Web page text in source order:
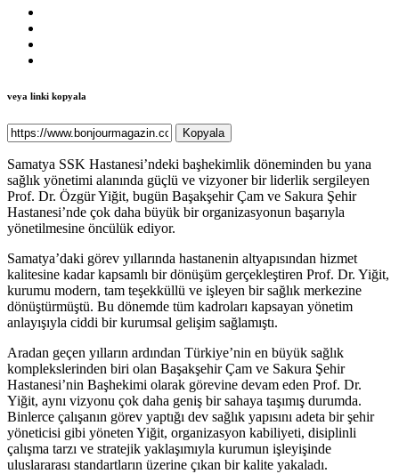
veya linki kopyala
Kopyala
Samatya SSK Hastanesi’ndeki başhekimlik döneminden bu yana
sağlık yönetimi alanında güçlü ve vizyoner bir liderlik sergileyen
Prof. Dr. Özgür Yiğit, bugün Başakşehir Çam ve Sakura Şehir
Hastanesi’nde çok daha büyük bir organizasyonun başarıyla
yönetilmesine öncülük ediyor.
Samatya’daki görev yıllarında hastanenin altyapısından hizmet
kalitesine kadar kapsamlı bir dönüşüm gerçekleştiren Prof. Dr. Yiğit,
kurumu modern, tam teşekküllü ve işleyen bir sağlık merkezine
dönüştürmüştü. Bu dönemde tüm kadroları kapsayan yönetim
anlayışıyla ciddi bir kurumsal gelişim sağlamıştı.
Aradan geçen yılların ardından Türkiye’nin en büyük sağlık
komplekslerinden biri olan Başakşehir Çam ve Sakura Şehir
Hastanesi’nin Başhekimi olarak görevine devam eden Prof. Dr.
Yiğit, aynı vizyonu çok daha geniş bir sahaya taşımış durumda.
Binlerce çalışanın görev yaptığı dev sağlık yapısını adeta bir şehir
yöneticisi gibi yöneten Yiğit, organizasyon kabiliyeti, disiplinli
çalışma tarzı ve stratejik yaklaşımıyla kurumun işleyişinde
uluslararası standartların üzerine çıkan bir kalite yakaladı.